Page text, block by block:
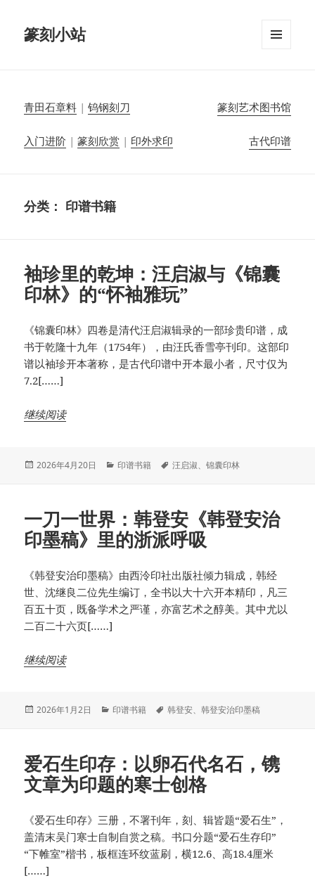
篆刻小站
青田石章料 |钨钢刻刀 篆刻艺术图书馆
入门进阶 |篆刻欣赏 | 印外求印 古代印谱
分类： 印谱书籍
袖珍里的乾坤：汪启淑与《锦囊
印林》的“怀袖雅玩”
《锦囊印林》四卷是清代汪启淑辑录的一部珍贵印谱，成
书于乾隆十九年（1754年），由汪氏香雪亭刊印。这部印
谱以袖珍开本著称，是古代印谱中开本最小者，尺寸仅为
7.2[……]
继续阅读
发
2026年4月20日
分
印谱书籍
标
汪启淑、锦囊印林
一刀一世界：韩登安《韩登安治
印墨稿》里的浙派呼吸
《韩登安治印墨稿》由西泠印社出版社倾力辑成，韩经
世、沈继良二位先生编订，全书以大十六开本精印，凡三
百五十页，既备学术之严谨，亦富艺术之醇美。其中尤以
二百二十六页[……]
继续阅读
发
2026年1月2日
分
印谱书籍
标
韩登安、韩登安治印墨稿
爱石生印存：以卵石代名石，镌
文章为印题的寒士创格
《爱石生印存》三册，不署刊年，刻、辑皆题“爱石生”，
盖清末吴门寒士自制自赏之稿。书口分题“爱石生存印”
“下帷室”楷书，板框连环纹蓝刷，横12.6、高18.4厘米
[……]